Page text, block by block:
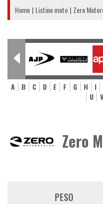
Home Listino moto Zero
A B C D E F G H I
U
V
Zero
PESO